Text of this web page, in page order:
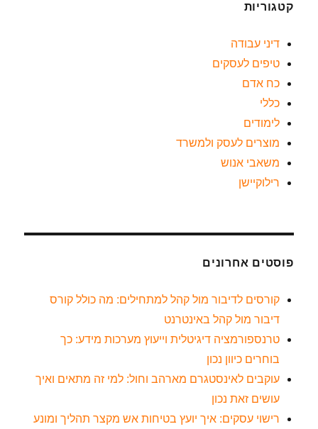
קטגוריות
דיני עבודה
טיפים לעסקים
כח אדם
כללי
לימודים
מוצרים לעסק ולמשרד
משאבי אנוש
רילוקיישן
פוסטים אחרונים
קורסים לדיבור מול קהל למתחילים: מה כולל קורס
דיבור מול קהל באינטרנט
טרנספורמציה דיגיטלית וייעוץ מערכות מידע: כך
בוחרים כיוון נכון
עוקבים לאינסטגרם מארהב וחול: למי זה מתאים ואיך
עושים זאת נכון
רישוי עסקים: איך יועץ בטיחות אש מקצר תהליך ומונע